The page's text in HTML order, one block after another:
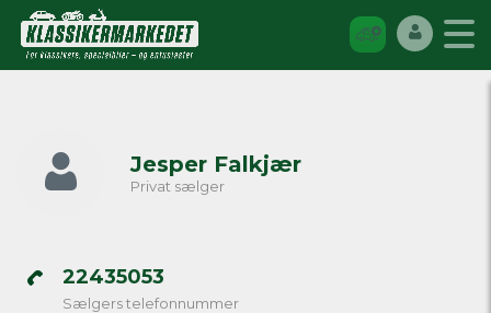
Jesper Falkjær
Privat sælger
22435053
Sælgers telefonnummer